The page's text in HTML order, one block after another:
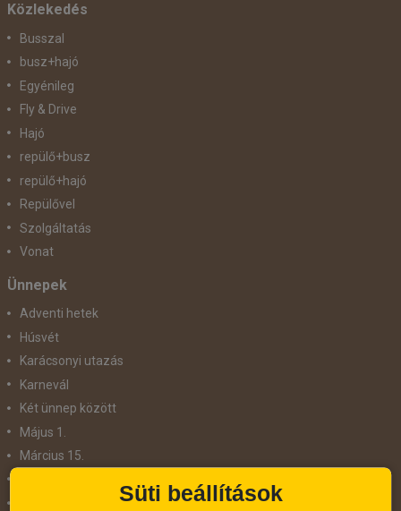
Közlekedés
Busszal
busz+hajó
Egyénileg
Fly & Drive
Hajó
repülő+busz
repülő+hajó
Repülővel
Szolgáltatás
Vonat
Ünnepek
Adventi hetek
Húsvét
Karácsonyi utazás
Karnevál
Két ünnep között
Május 1.
Március 15.
Süti beállítások